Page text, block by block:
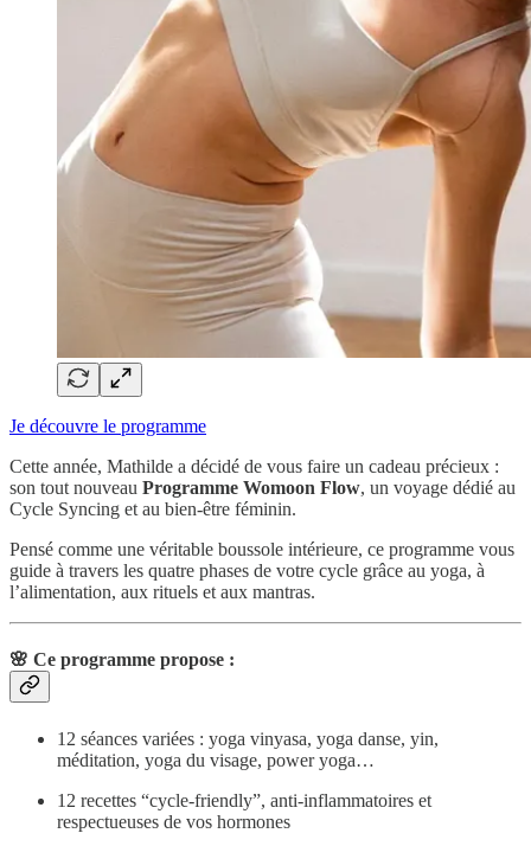
Je découvre le programme
Cette année, Mathilde a décidé de vous faire un cadeau précieux :
son tout nouveau Programme Womoon Flow, un voyage dédié au
Cycle Syncing et au bien-être féminin.
Pensé comme une véritable boussole intérieure, ce programme vous
guide à travers les quatre phases de votre cycle grâce au yoga, à
l’alimentation, aux rituels et aux mantras.
🌸 Ce programme propose :
12 séances variées : yoga vinyasa, yoga danse, yin,
méditation, yoga du visage, power yoga…
12 recettes “cycle-friendly”, anti-inflammatoires et
respectueuses de vos hormones